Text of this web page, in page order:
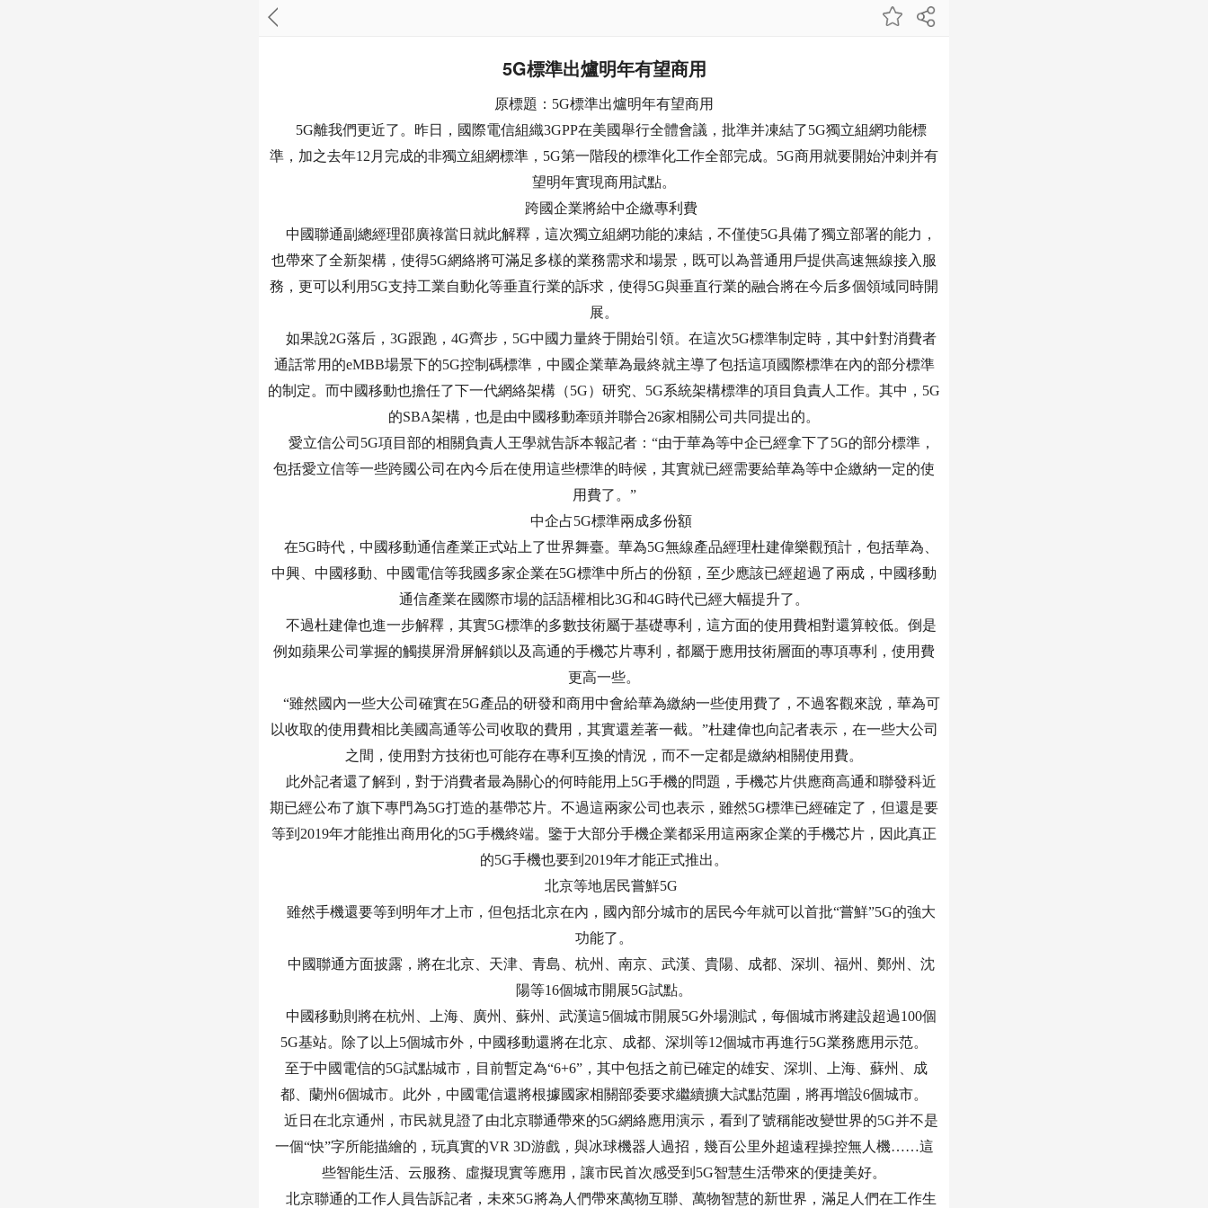
5G標準出爐明年有望商用
原標題：5G標準出爐明年有望商用
5G離我們更近了。昨日，國際電信組織3GPP在美國舉行全體會議，批準并凍結了5G獨立組網功能標
準，加之去年12月完成的非獨立組網標準，5G第一階段的標準化工作全部完成。5G商用就要開始沖刺并有
望明年實現商用試點。
跨國企業將給中企繳專利費
中國聯通副總經理邵廣祿當日就此解釋，這次獨立組網功能的凍結，不僅使5G具備了獨立部署的能力，
也帶來了全新架構，使得5G網絡將可滿足多樣的業務需求和場景，既可以為普通用戶提供高速無線接入服
務，更可以利用5G支持工業自動化等垂直行業的訴求，使得5G與垂直行業的融合將在今后多個領域同時開
展。
如果說2G落后，3G跟跑，4G齊步，5G中國力量終于開始引領。在這次5G標準制定時，其中針對消費者
通話常用的eMBB場景下的5G控制碼標準，中國企業華為最終就主導了包括這項國際標準在內的部分標準
的制定。而中國移動也擔任了下一代網絡架構（5G）研究、5G系統架構標準的項目負責人工作。其中，5G
的SBA架構，也是由中國移動牽頭并聯合26家相關公司共同提出的。
愛立信公司5G項目部的相關負責人王學就告訴本報記者：“由于華為等中企已經拿下了5G的部分標準，
包括愛立信等一些跨國公司在內今后在使用這些標準的時候，其實就已經需要給華為等中企繳納一定的使
用費了。”
中企占5G標準兩成多份額
在5G時代，中國移動通信產業正式站上了世界舞臺。華為5G無線產品經理杜建偉樂觀預計，包括華為、
中興、中國移動、中國電信等我國多家企業在5G標準中所占的份額，至少應該已經超過了兩成，中國移動
通信產業在國際市場的話語權相比3G和4G時代已經大幅提升了。
不過杜建偉也進一步解釋，其實5G標準的多數技術屬于基礎專利，這方面的使用費相對還算較低。倒是
例如蘋果公司掌握的觸摸屏滑屏解鎖以及高通的手機芯片專利，都屬于應用技術層面的專項專利，使用費
更高一些。
“雖然國內一些大公司確實在5G產品的研發和商用中會給華為繳納一些使用費了，不過客觀來說，華為可
以收取的使用費相比美國高通等公司收取的費用，其實還差著一截。”杜建偉也向記者表示，在一些大公司
之間，使用對方技術也可能存在專利互換的情況，而不一定都是繳納相關使用費。
此外記者還了解到，對于消費者最為關心的何時能用上5G手機的問題，手機芯片供應商高通和聯發科近
期已經公布了旗下專門為5G打造的基帶芯片。不過這兩家公司也表示，雖然5G標準已經確定了，但還是要
等到2019年才能推出商用化的5G手機終端。鑒于大部分手機企業都采用這兩家企業的手機芯片，因此真正
的5G手機也要到2019年才能正式推出。
北京等地居民嘗鮮5G
雖然手機還要等到明年才上市，但包括北京在內，國內部分城市的居民今年就可以首批“嘗鮮”5G的強大
功能了。
中國聯通方面披露，將在北京、天津、青島、杭州、南京、武漢、貴陽、成都、深圳、福州、鄭州、沈
陽等16個城市開展5G試點。
中國移動則將在杭州、上海、廣州、蘇州、武漢這5個城市開展5G外場測試，每個城市將建設超過100個
5G基站。除了以上5個城市外，中國移動還將在北京、成都、深圳等12個城市再進行5G業務應用示范。
至于中國電信的5G試點城市，目前暫定為“6+6”，其中包括之前已確定的雄安、深圳、上海、蘇州、成
都、蘭州6個城市。此外，中國電信還將根據國家相關部委要求繼續擴大試點范圍，將再增設6個城市。
近日在北京通州，市民就見證了由北京聯通帶來的5G網絡應用演示，看到了號稱能改變世界的5G并不是
一個“快”字所能描繪的，玩真實的VR 3D游戲，與冰球機器人過招，幾百公里外超遠程操控無人機……這
些智能生活、云服務、虛擬現實等應用，讓市民首次感受到5G智慧生活帶來的便捷美好。
北京聯通的工作人員告訴記者，未來5G將為人們帶來萬物互聯、萬物智慧的新世界，滿足人們在工作生